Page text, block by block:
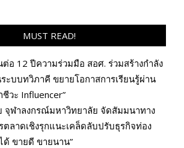
MUST READ!
อ 12 ปีความร่วมมือ สอศ. ร่วมสร้างกำลัง
บบทวิภาคี ขยายโอกาสการเรียนรู้ผ่าน
ชีวะ Influencer”
จุฬาลงกรณ์มหาวิทยาลัย จัดสัมมนาทาง
ตลาดเชิงรุกแนะเคล็ดลับปรับธุรกิจท่อง
ด้ ขายดี ขายนาน”